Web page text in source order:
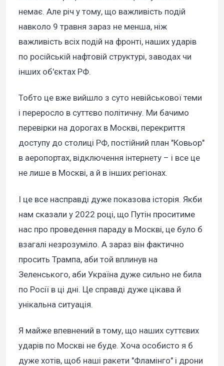
немає. Але річ у тому, що важливість подій
навколо 9 травня зараз не менша, ніж
важливість всіх подій на фронті, наших ударів
по російській нафтовій структурі, заводах чи
інших об'єктах РФ.
Тобто це вже вийшло з суто невійськової теми
і переросло в суттєво політичну. Ми бачимо
перевірки на дорогах в Москві, перекриття
доступу до столиці РФ, постійний план "Ковьор"
в аеропортах, відключення інтернету – і все це
не лише в Москві, а й в інших регіонах.
І це все насправді дуже показова історія. Якби
нам сказали у 2022 році, що Путін проситиме
нас про проведення параду в Москві, це було б
взагалі незрозуміло. А зараз він фактично
просить Трампа, аби той вплинув на
Зеленського, аби Україна дуже сильно не била
по Росії в ці дні. Це справді дуже цікава й
унікальна ситуація.
Я майже впевнений в тому, що наших суттєвих
ударів по Москві не буде. Хоча особисто я б
дуже хотів, щоб наші ракети "Фламінго" і дрони